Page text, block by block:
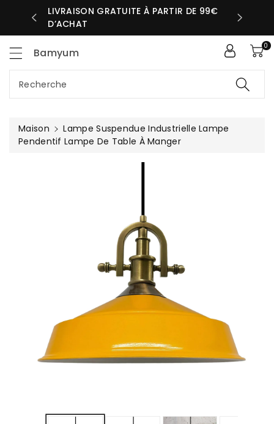
MÊME
LIVRAISON GRATUITE À PARTIR DE 99€
D’ACHAT
Bamyum
Recherche
0
Maison
Lampe Suspendue Industrielle Lampe
Pendentif Lampe De Table À Manger